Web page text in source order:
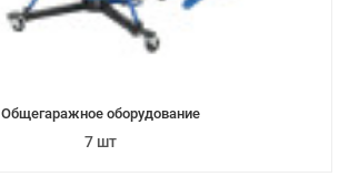
Общегаражное оборудование
7 шт